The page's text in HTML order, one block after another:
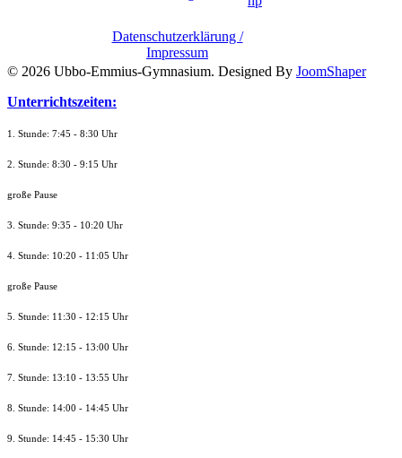
Datenschutzerklärung /
Impressum
© 2026 Ubbo-Emmius-Gymnasium. Designed By JoomShaper
Unterrichtszeiten:
1. Stunde: 7:45 - 8:30 Uhr
2. Stunde: 8:30 - 9:15 Uhr
große Pause
3. Stunde: 9:35 - 10:20 Uhr
4. Stunde: 10:20 - 11:05 Uhr
große Pause
5. Stunde: 11:30 - 12:15 Uhr
6. Stunde: 12:15 - 13:00 Uhr
7. Stunde: 13:10 - 13:55 Uhr
8. Stunde: 14:00 - 14:45 Uhr
9. Stunde: 14:45 - 15:30 Uhr